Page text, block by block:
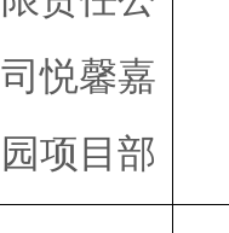
司悦馨嘉
园项目部